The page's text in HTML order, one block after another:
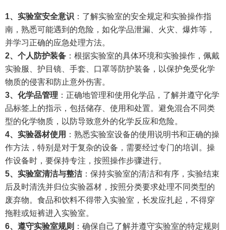
1、 实验室安全意识 ：了解实验室的安全规定和实验操作指
南，熟悉可能遇到的危险，如化学品泄漏、火灾、爆炸等，
并学习正确的应急处理方法。
2、 个人防护装备 ：根据实验室的具体环境和实验操作，佩戴
实验服、护目镜、手套、口罩等防护装备，以保护免受化学
物质的侵害和防止意外伤害。
3、 化学品管理 ：正确地管理和使用化学品，了解并遵守化学
品标签上的指示，包括储存、使用和处置。避免混合不同类
型的化学物质，以防导致意外的化学反应和危险。
4、 实验器材使用 ：熟悉实验室设备的使用说明书和正确的操
作方法，特别是对于复杂的设备，需要经过专门的培训。操
作设备时，要保持专注，按照操作步骤进行。
5、 实验室清洁与整洁 ：保持实验室的清洁和有序，实验结束
后及时清洗并归位实验器材，按照分类要求处理不同类型的
废弃物。食品和饮料不得带入实验室，长发应扎起，不得穿
拖鞋或短裤进入实验室。
6、 遵守实验室规则 ：确保自己了解并遵守实验室的特定规则